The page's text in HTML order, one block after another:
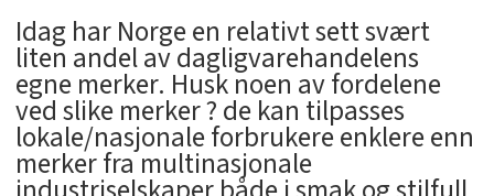
Idag har Norge en relativt sett svært
liten andel av dagligvarehandelens
egne merker. Husk noen av fordelene
ved slike merker ? de kan tilpasses
lokale/nasjonale forbrukere enklere enn
merker fra multinasjonale